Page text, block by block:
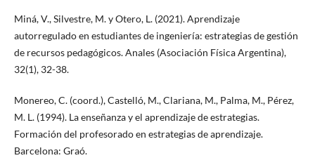
Miná, V., Silvestre, M. y Otero, L. (2021). Aprendizaje
autorregulado en estudiantes de ingeniería: estrategias de gestión
de recursos pedagógicos. Anales (Asociación Física Argentina),
32(1), 32-38.
Monereo, C. (coord.), Castelló, M., Clariana, M., Palma, M., Pérez,
M. L. (1994). La enseñanza y el aprendizaje de estrategias.
Formación del profesorado en estrategias de aprendizaje.
Barcelona: Graó.